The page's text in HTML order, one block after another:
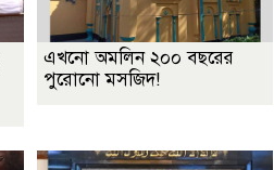
এখনো অমলিন ২০০ বছরের
পুরোনো মসজিদ!